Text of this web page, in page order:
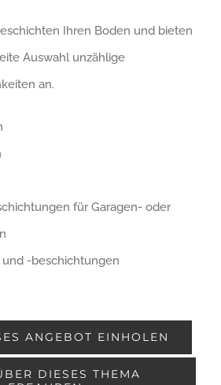
Ihren Boden und bieten
Auswahl unzählige
an.
für Garagen- oder
-beschichtungen
ANGEBOT EINHOLEN
DIESES THEMA